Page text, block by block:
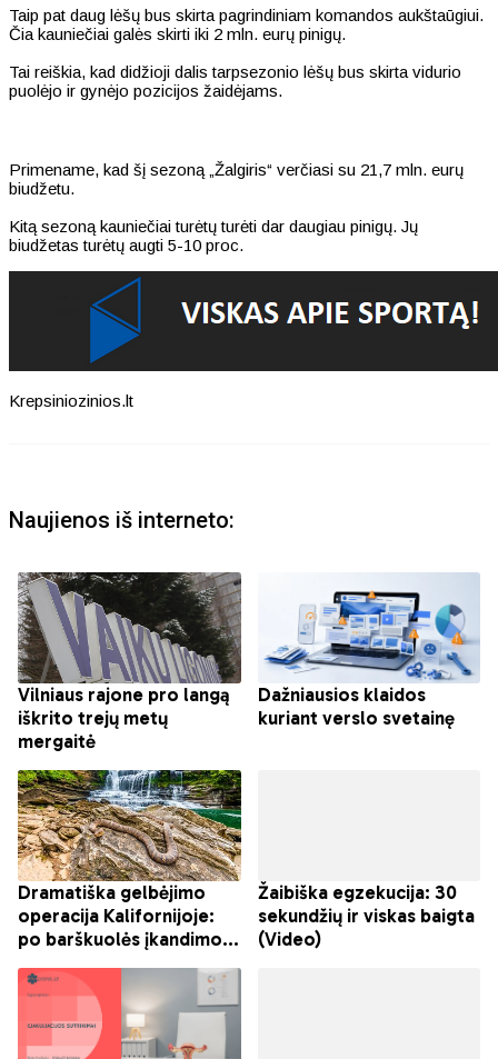
Taip pat daug lėšų bus skirta pagrindiniam komandos aukštaūgiui.
Čia kauniečiai galės skirti iki 2 mln. eurų pinigų.
Tai reiškia, kad didžioji dalis tarpsezonio lėšų bus skirta vidurio
puolėjo ir gynėjo pozicijos žaidėjams.
Primename, kad šį sezoną „Žalgiris“ verčiasi su 21,7 mln. eurų
biudžetu.
Kitą sezoną kauniečiai turėtų turėti dar daugiau pinigų. Jų
biudžetas turėtų augti 5-10 proc.
Krepsiniozinios.lt
Naujienos iš interneto: